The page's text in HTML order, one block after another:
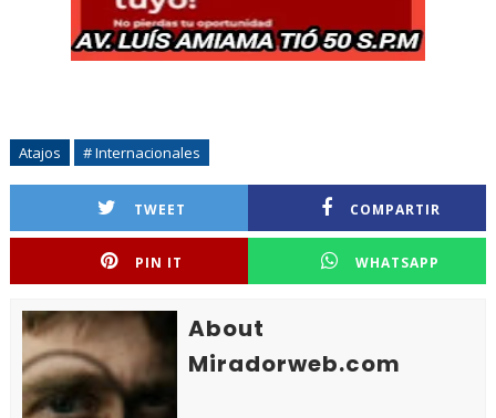
Atajos # Internacionales
TWEET COMPARTIR
PIN IT WHATSAPP
About
Miradorweb.com